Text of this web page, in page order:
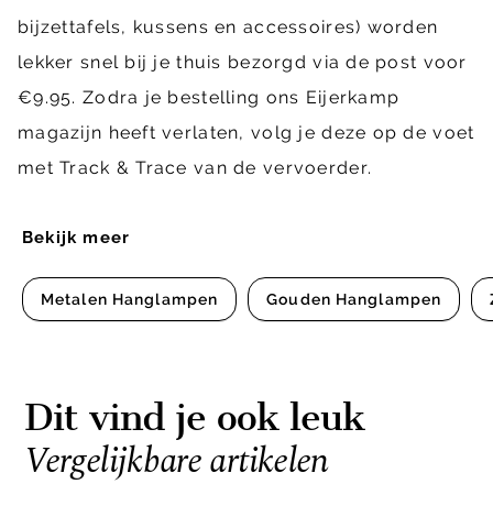
Bekijk meer
Metalen Hanglampen Gouden Hanglampen
bijzettafels, kussens en accessoires) worden
lekker snel bij je thuis bezorgd via de post voor
€9.95. Zodra je bestelling ons Eijerkamp
magazijn heeft verlaten, volg je deze op de voet
met Track & Trace van de vervoerder.
Dit vind je ook leuk
Vergelijkbare artikelen